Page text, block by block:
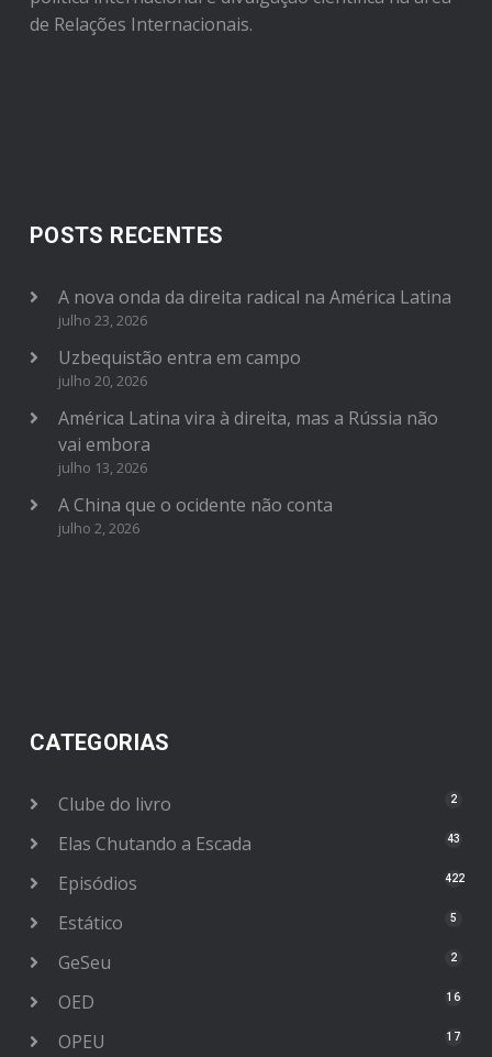
de Relações Internacionais.
POSTS RECENTES
A nova onda da direita radical na América Latina
julho 23, 2026
Uzbequistão entra em campo
julho 20, 2026
América Latina vira à direita, mas a Rússia não
vai embora
julho 13, 2026
A China que o ocidente não conta
julho 2, 2026
CATEGORIAS
Clube do livro 2
Elas Chutando a Escada 43
Episódios 422
Estático 5
GeSeu 2
OED 16
OPEU 17